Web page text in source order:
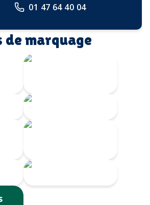
01 47 64 40 04
de marquage